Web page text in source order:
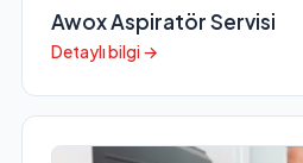
Awox Aspiratör Servisi
Detaylı bilgi →